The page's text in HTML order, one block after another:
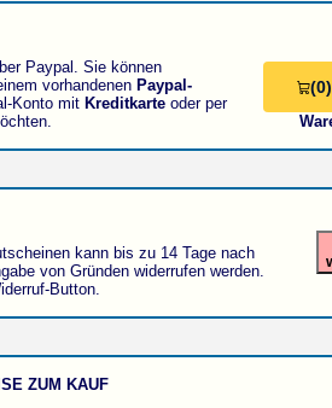
Paypal. Sie können
vorhandenen Paypal-
Konto mit Kreditkarte oder per
(0)
kann bis zu 14 Tage nach
von Gründen widerrufen werden.
Button.
ZUM KAUF